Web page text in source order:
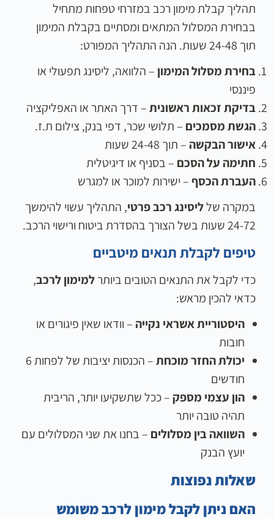
תהליך קבלת מימון רכב במזרחי טפחות מתחיל
בבחירת המסלול המתאים ומסתיים בקבלת המימון
תוך 24-48 שעות. הנה התהליך המפורט:
בחירת מסלול המימון – הלוואה, ליסינג תפעולי או
פיננסי
בדיקת זכאות ראשונית– דרך האתר או האפליקציה
הגשת מסמכים – תלושי שכר, דפי בנק, צילום ת.ז.
אישור הבקשה – תוך 24-48 שעות
חתימה על הסכם – בסניף או דיגיטלית
העברת הכסף– ישירות למוכר או למגרש
במקרה שלליסינג רכב פרטי, התהליך עשוי להימשך
24-72 שעות בשל הצורך בהסדרת ביטוח ורישוי הרכב.
טיפים לקבלת תנאים מיטביים
כדי לקבל את התנאים הטובים ביותרלמימון לרכב,
כדאי להכין מראש:
היסטוריית אשראי נקייה – וודאו שאין פיגורים או
חובות
יכולת החזר מוכחת
– הכנסות יציבות של לפחות 6
חודשים
הון עצמי מספק– ככל שתשקיעו יותר, הריבית
תהיה טובה יותר
השוואה בין מסלולים – בחנו את שני המסלולים עם
יועץ הבנק
שאלות נפוצות
האם ניתן לקבל מימון לרכב משומש